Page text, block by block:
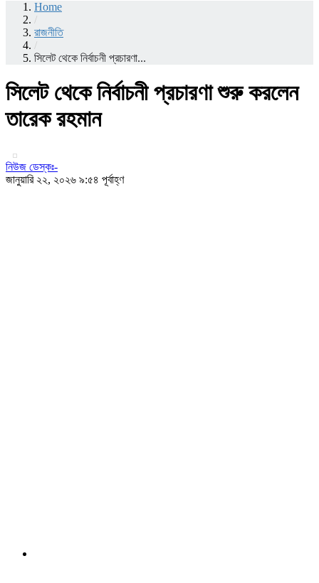
Home
/
রাজনীতি
/
সিলেট থেকে নির্বাচনী প্রচারণা...
সিলেট থেকে নির্বাচনী প্রচারণা শুরু করলেন
তারেক রহমান
নিউজ ডেস্কঃ-
জানুয়ারি ২২, ২০২৬ ৯:৫৪ পূর্বাহ্ণ